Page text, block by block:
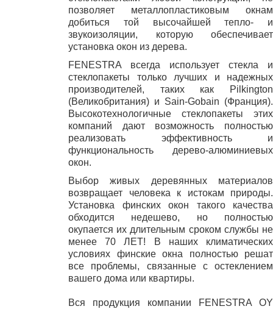
позволяет металлопластиковым окнам
добиться той высочайшей тепло- и
звукоизоляции, которую обеспечивает
установка окон из дерева.
FENESTRA всегда использует стекла и
стеклопакеты только лучших и надежных
производителей, таких как Pilkington
(Великобритания) и Sain-Gobain (Франция).
Высокотехнологичные стеклопакеты этих
компаний дают возможность полностью
реализовать эффективность и
функциональность дерево-алюминиевых
окон.
Выбор живых деревянных материалов
возвращает человека к истокам природы.
Установка финских окон такого качества
обходится недешево, но полностью
окупается их длительным сроком службы не
менее 70 ЛЕТ! В наших климатических
условиях финские окна полностью решат
все проблемы, связанные с остеклением
вашего дома или квартиры.
Вся продукция компании FENESTRA OY